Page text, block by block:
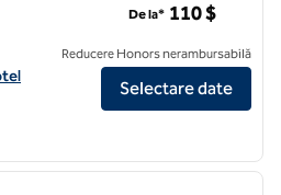
Hilton Garden Inn Daytona Beach
De la* 110 $
Reducere Honors nerambursabilă
Selectare date